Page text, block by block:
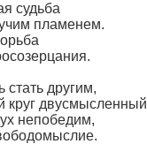
судьба
пламенем.
стать другим,
круг
непобедим,